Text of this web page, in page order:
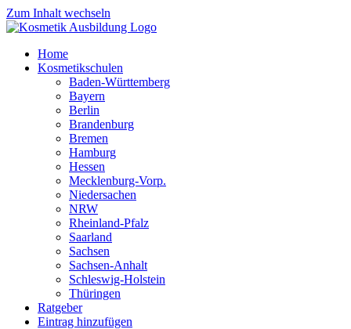
Zum Inhalt wechseln
Home
Kosmetikschulen
Baden-Württemberg
Bayern
Berlin
Brandenburg
Bremen
Hamburg
Hessen
Mecklenburg-Vorp.
Niedersachen
NRW
Rheinland-Pfalz
Saarland
Sachsen
Sachsen-Anhalt
Schleswig-Holstein
Thüringen
Ratgeber
Eintrag hinzufügen